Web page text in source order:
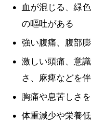
血が混じる、緑
の嘔吐がある
強い腹痛、腹部
激しい頭痛、意
さ、麻痺などを
胸痛や息苦しさ
体重減少や栄養